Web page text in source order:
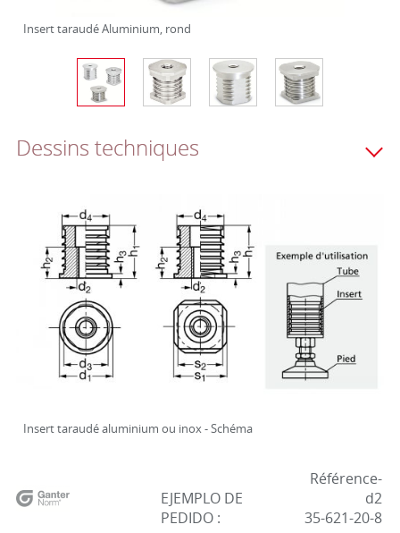
Insert taraudé Aluminium, rond
Dessins techniques
Insert taraudé aluminium ou inox - Schéma
EJEMPLO DE
PEDIDO :
Référence-
d2
35-621-20-8